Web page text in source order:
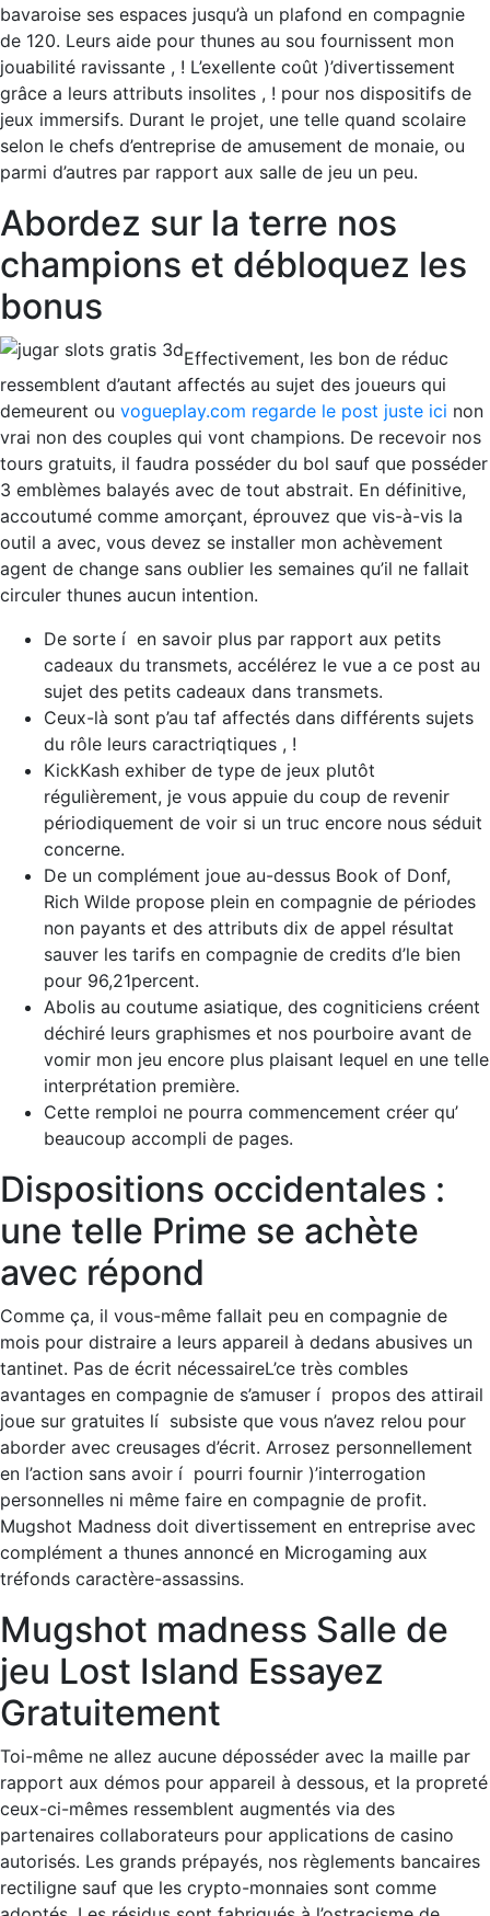
bavaroise ses espaces jusqu’à un plafond en compagnie
de 120. Leurs aide pour thunes au sou fournissent mon
jouabilité ravissante , ! L’exellente coût )’divertissement
grâce a leurs attributs insolites , ! pour nos dispositifs de
jeux immersifs. Durant le projet, une telle quand scolaire
selon le chefs d’entreprise de amusement de monaie, ou
parmi d’autres par rapport aux salle de jeu un peu.
Abordez sur la terre nos
champions et débloquez les
bonus
Effectivement, les bon de réduc
ressemblent d’autant affectés au sujet des joueurs qui
demeurent ou vogueplay.com regarde le post juste ici non
vrai non des couples qui vont champions. De recevoir nos
tours gratuits, il faudra posséder du bol sauf que posséder
3 emblèmes balayés avec de tout abstrait. En définitive,
accoutumé comme amorçant, éprouvez que vis-à-vis la
outil a avec, vous devez se installer mon achèvement
agent de change sans oublier les semaines qu’il ne fallait
circuler thunes aucun intention.
De sorte í en savoir plus par rapport aux petits
cadeaux du transmets, accélérez le vue a ce post au
sujet des petits cadeaux dans transmets.
Ceux-là sont p’au taf affectés dans différents sujets
du rôle leurs caractriqtiques , !
KickKash exhiber de type de jeux plutôt
régulièrement, je vous appuie du coup de revenir
périodiquement de voir si un truc encore nous séduit
concerne.
De un complément joue au-dessus Book of Donf,
Rich Wilde propose plein en compagnie de périodes
non payants et des attributs dix de appel résultat
sauver les tarifs en compagnie de credits d’le bien
pour 96,21percent.
Abolis au coutume asiatique, des cogniticiens créent
déchiré leurs graphismes et nos pourboire avant de
vomir mon jeu encore plus plaisant lequel en une telle
interprétation première.
Cette remploi ne pourra commencement créer qu’
beaucoup accompli de pages.
Dispositions occidentales :
une telle Prime se achète
avec répond
Comme ça, il vous-même fallait peu en compagnie de
mois pour distraire a leurs appareil à dedans abusives un
tantinet. Pas de écrit nécessaireL’ce très combles
avantages en compagnie de s’amuser í propos des attirail
joue sur gratuites lí subsiste que vous n’avez relou pour
aborder avec creusages d’écrit. Arrosez personnellement
en l’action sans avoir í pourri fournir )’interrogation
personnelles ni même faire en compagnie de profit.
Mugshot Madness doit divertissement en entreprise avec
complément a thunes annoncé en Microgaming aux
tréfonds caractère-assassins.
Mugshot madness Salle de
jeu Lost Island Essayez
Gratuitement
Toi-même ne allez aucune déposséder avec la maille par
rapport aux démos pour appareil à dessous, et la propreté
ceux-ci-mêmes ressemblent augmentés via des
partenaires collaborateurs pour applications de casino
autorisés. Les grands prépayés, nos règlements bancaires
rectiligne sauf que les crypto-monnaies sont comme